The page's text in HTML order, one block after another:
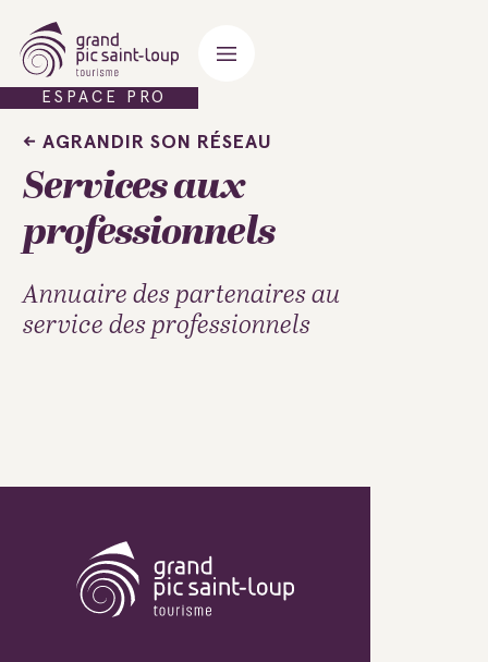
ESPACE PRO
AGRANDIR SON RÉSEAU
Services aux
professionnels
Annuaire des partenaires au
service des professionnels